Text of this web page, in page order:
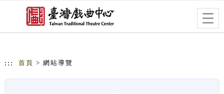
跳到主要內容
網站導覽
::: 首頁 > 網站導覽